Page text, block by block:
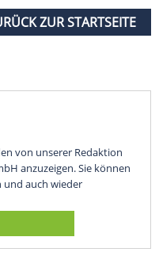
ZUR STARTSEITE
von unserer Redaktion
anzuzeigen. Sie können
und auch wieder